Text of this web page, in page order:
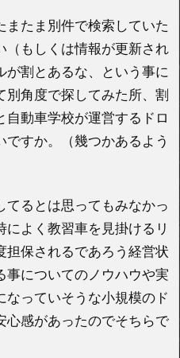
たま別件で検索していた
（もしくは情報が更新され
が割とあるな、という事に
別角度で探してみた所、割
自動車学校が運営するドロ
すか。（幾つかあるよう
るとは思ってもみなかっ
よく教習車を見掛けるリ
担保されるであろう経営状
事についてのノウハウや実
っていそうな小規模のド
心感があったのでそちらで